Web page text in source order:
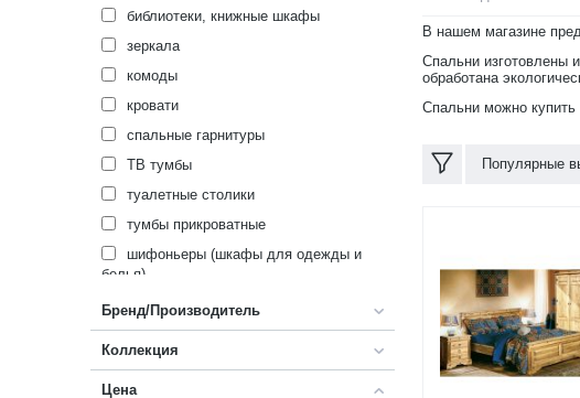
библиотеки, книжные шкафы
зеркала
комоды
кровати
спальные гарнитуры
ТВ тумбы
туалетные столики
тумбы прикроватные
шифоньеры (шкафы для одежды и
белья)
Бренд/Производитель
Коллекция
Цена
В нашем магазине
Спальни изготовлены
обработана
Спальни можно
Популярные